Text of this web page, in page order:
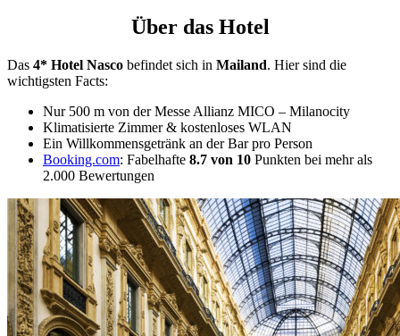
Über das Hotel
Das 4* Hotel Nasco befindet sich in Mailand. Hier sind die
wichtigsten Facts:
Nur 500 m von der Messe Allianz MICO – Milanocity
Klimatisierte Zimmer & kostenloses WLAN
Ein Willkommensgetränk an der Bar pro Person
Booking.com: Fabelhafte 8.7 von 10 Punkten bei mehr als
2.000 Bewertungen